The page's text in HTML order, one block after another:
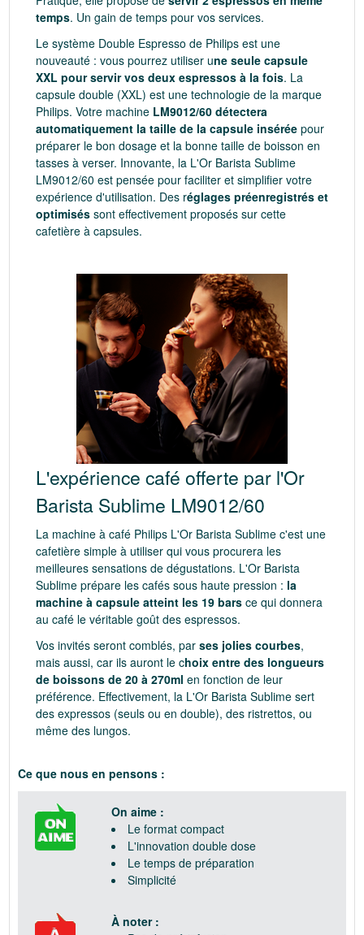
temps. Un gain de temps pour vos services.
Le système Double Espresso de Philips est une
nouveauté : vous pourrez utiliser une seule capsule
XXL pour servir vos deux espressos à la fois. La
capsule double (XXL) est une technologie de la marque
Philips. Votre machine LM9012/60 détectera
automatiquement la taille de la capsule insérée pour
préparer le bon dosage et la bonne taille de boisson en
tasses à verser. Innovante, la L'Or Barista Sublime
LM9012/60 est pensée pour faciliter et simplifier votre
expérience d'utilisation. Des réglages préenregistrés et
optimisés sont effectivement proposés sur cette
cafetière à capsules.
L'expérience café offerte par l'Or
Barista Sublime LM9012/60
La machine à café Philips L'Or Barista Sublime c'est une
cafetière simple à utiliser qui vous procurera les
meilleures sensations de dégustations. L'Or Barista
Sublime prépare les cafés sous haute pression : la
machine à capsule atteint les 19 bars ce qui donnera
au café le véritable goût des espressos.
Vos invités seront comblés, par ses jolies courbes,
mais aussi, car ils auront le choix entre des longueurs
de boissons de 20 à 270ml en fonction de leur
préférence. Effectivement, la L'Or Barista Sublime sert
des expressos (seuls ou en double), des ristrettos, ou
même des lungos.
Ce que nous en pensons :
On aime :
Le format compact
L'innovation double dose
Le temps de préparation
Simplicité
À noter :